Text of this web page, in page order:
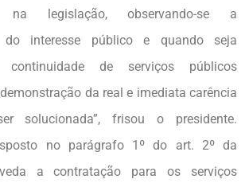
legislação, observando-se a
do interesse público e quando seja
continuidade de serviços públicos
da real e imediata carência
solucionada”, frisou o presidente.
no parágrafo 1º do art. 2º da
a contratação para os serviços